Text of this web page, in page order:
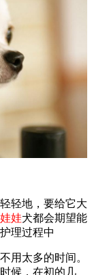
轻地，要给它大
娃犬都会期望能
理过程中
用太多的时间。
候，在初的几